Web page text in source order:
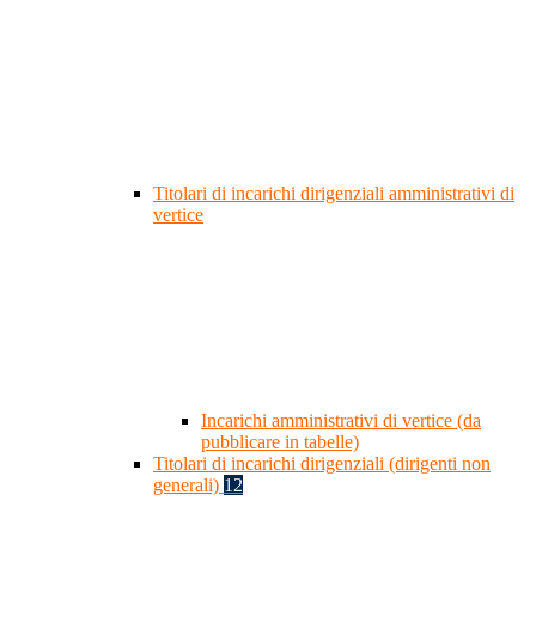
Titolari di incarichi dirigenziali amministrativi di
vertice
Incarichi amministrativi di vertice (da
pubblicare in tabelle)
Titolari di incarichi dirigenziali (dirigenti non
generali) 12